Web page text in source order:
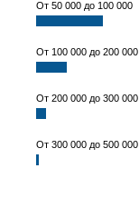
От 50 000 до 100 000
От 100 000 до 200 000
От 200 000 до 300 000
От 300 000 до 500 000